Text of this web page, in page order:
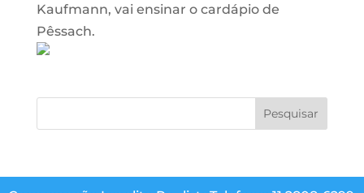
Kaufmann, vai ensinar o cardápio de
Pêssach.